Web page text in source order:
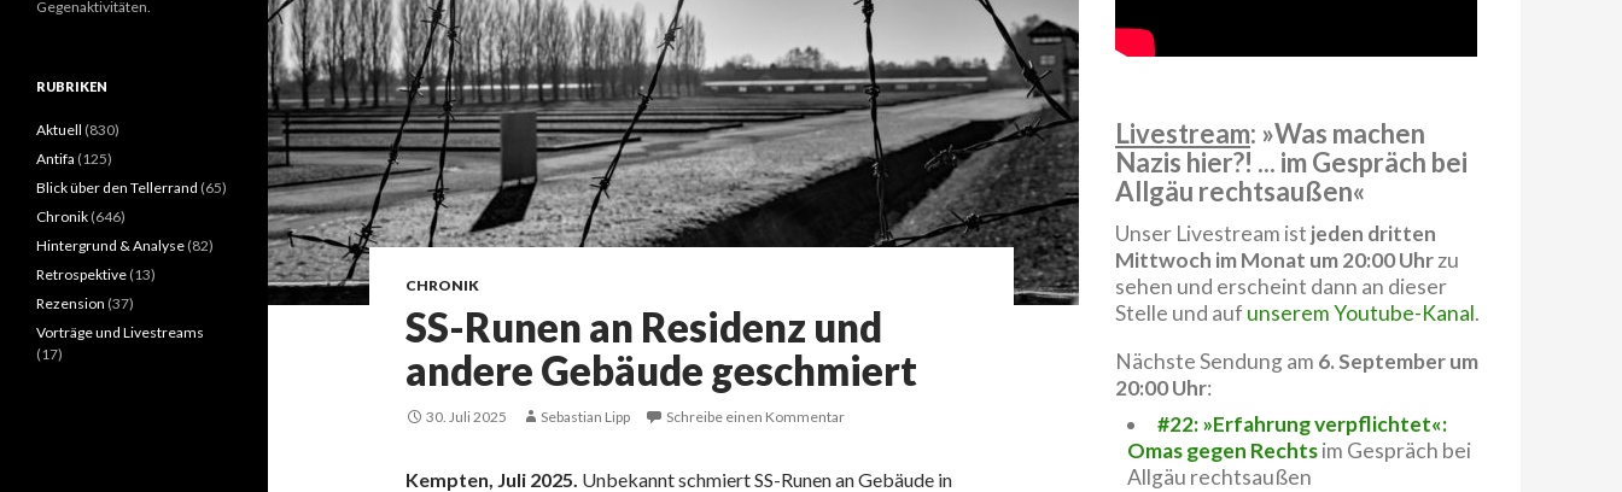
CHRONIK
SS-Runen an Residenz und
andere Gebäude geschmiert
30. Juli 2025 Sebastian Lipp Schreibe einen Kommentar
Kempten, Juli 2025. Unbekannt schmiert SS-Runen an Gebäude in
Livestream: »Was machen
Nazis hier?! ... im Gespräch bei
Allgäu rechtsaußen«
Unser Livestream ist jeden dritten
Mittwoch im Monat um 20:00 Uhrzu
sehen und erscheint dann an dieser
Stelle und auf unserem Youtube-Kanal.
Nächste Sendung am 6. September um
20:00 Uhr:
#22: »Erfahrung verpflichtet«:
Omas gegen Rechtsim Gespräch bei
Allgäu rechtsaußen
Gegenaktivitäten.
RUBRIKEN
Aktuell (830)
Antifa (125)
Blick über den Tellerrand (65)
Chronik (646)
Hintergrund & Analyse (82)
Retrospektive (13)
Rezension (37)
Vorträge und Livestreams
(17)